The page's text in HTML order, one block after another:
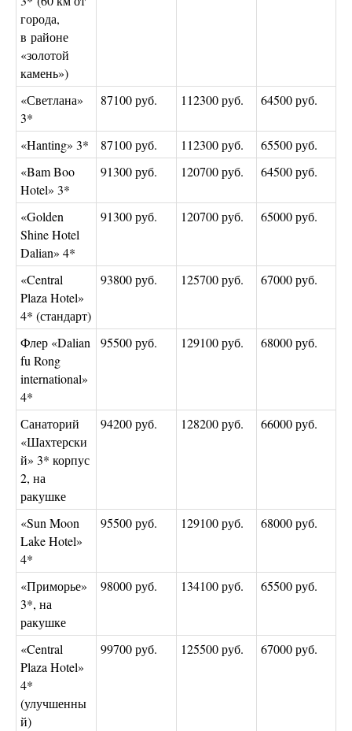
города,
в районе
«золотой
камень»)
«Светлана»
3*
87100 руб. 112300 руб. 64500 руб.
«Hanting» 3* 87100 руб. 112300 руб.
65500 руб.
«Bam Boo
Hotel» 3*
91300 руб. 120700 руб. 64500 руб.
«Golden
Shine Hotel
Dalian» 4*
91300 руб. 120700 руб. 65000 руб.
«Central
Plaza Hotel»
4* (стандарт)
93800 руб. 125700 руб. 67000 руб.
Флер «Dalian
fu Rong
international»
4*
95500 руб. 129100 руб. 68000 руб.
Санаторий
«Шахтерски
й» 3* корпус
2, на
ракушке
94200 руб. 128200 руб. 66000 руб.
«Sun Moon
Lake Hotel»
4*
95500 руб. 129100 руб. 68000 руб.
«Приморье»
3*, на
ракушке
98000 руб. 134100 руб. 65500 руб.
«Central
Plaza Hotel»
4*
(улучшенны
й)
99700 руб. 125500 руб. 67000 руб.